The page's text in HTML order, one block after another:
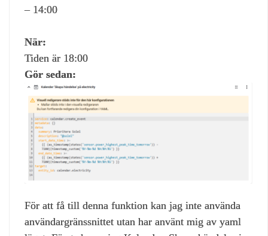
– 14:00
När:
Tiden är 18:00
Gör sedan:
För att få till denna funktion kan jag inte använda
användargränssnittet utan har använt mig av yaml